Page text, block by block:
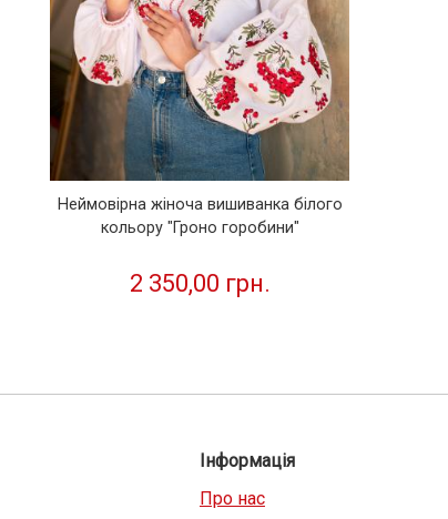
Неймовірна жіноча вишиванка білого
кольору "Гроно горобини"
2 350,00 грн.
Інформація
Про нас